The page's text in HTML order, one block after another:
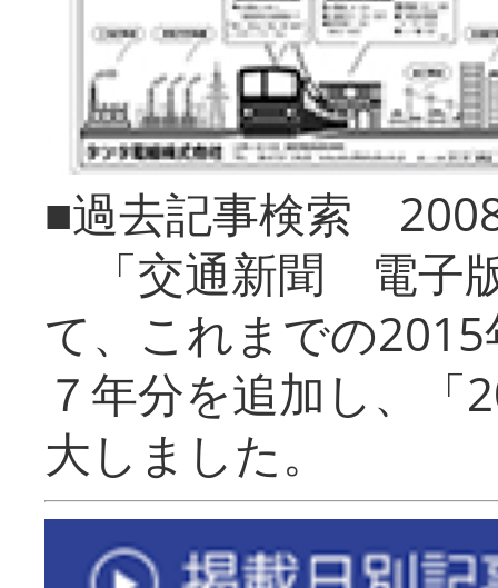
■過去記事検索
「交通新聞 電子
て、これまでの
７年分を追加し、「
大しまし